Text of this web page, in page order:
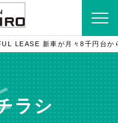
LEASE 新車が月々8千円台か
ラシ